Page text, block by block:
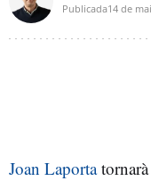
Publicada14 de
Joan Laportatornarà